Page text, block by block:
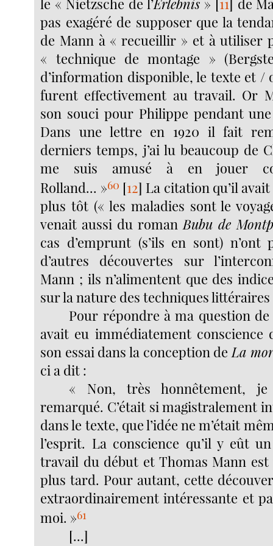
pas exagéré de supposer que la
de Mann à « recueillir » et à utiliser
« technique de montage »
d’information disponible, le texte et /
furent effectivement au travail. Or
son souci pour Philippe pendant
Dans une lettre en 1920 il fait
derniers temps, j’ai lu beaucoup de
me suis amusé à en jouer
Rolland... »60 [12] La citation qu’il
plus tôt (« les maladies sont le
venait aussi du roman Bubu de
cas d’emprunt (s’ils en sont) n’ont
d’autres découvertes sur
Mann ; ils n’alimentent que des
sur la nature des techniques
Pour répondre à ma question
avait eu immédiatement
son essai dans la conception de La
ci a dit :
« Non, très honnêtement, je
remarqué. C’était si magistralement
dans le texte, que l’idée ne m’était
l’esprit. La conscience qu’il y eût
travail du début et Thomas Mann est
plus tard. Pour autant, cette
extraordinairement intéressante et
moi. »61
[...]